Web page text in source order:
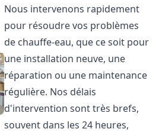
Nous intervenons rapidement
pour résoudre vos problèmes
de chauffe-eau, que ce soit pour
une installation neuve, une
réparation ou une maintenance
régulière. Nos délais
d'intervention sont très brefs,
souvent dans les 24 heures,